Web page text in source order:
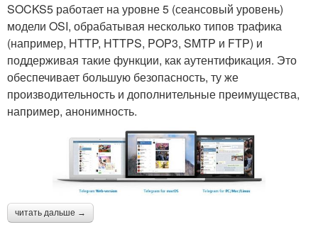
SOCKS5 работает на уровне 5 (сеансовый уровень)
модели OSI, обрабатывая несколько типов трафика
(например, HTTP, HTTPS, POP3, SMTP и FTP) и
поддерживая такие функции, как аутентификация. Это
обеспечивает большую безопасность, ту же
производительность и дополнительные преимущества,
например, анонимность.
читать дальше →